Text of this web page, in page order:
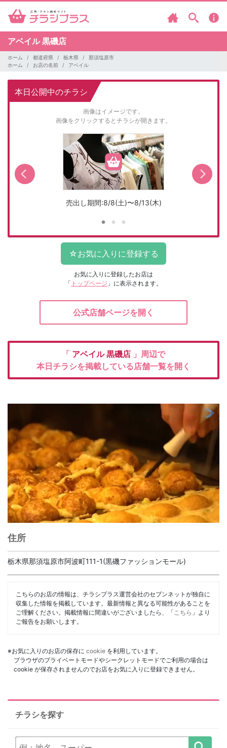
アベイル黒磯店
ホーム 都道府県 栃木県
那須塩原市
ホーム
お店の名前 アベイル
本日公開中のチラシ
画像はイメージです。
画像をクリックするとチラシが開きます。
売出し期間:8/8(土)〜8/13(木)
お気に入りに登録したお店は
「 トップページ 」に表示されます。
公式店舗ページを開く
「 アベイル黒磯店 」周辺で
本日チラシを掲載している店舗一覧を開く
住所
栃木県那須塩原市阿波町111-1(黒磯ファッションモール)
こちらのお店の情報は、チラシプラス運営会社のセブンネットが独自に
収集した情報を掲載しています。最新情報と異なる可能性があることを
ご理解ください。掲載情報に間違いがございましたら、「 こちら 」より
ご報告をお願いします。
※お気に入りのお店の保存に cookie を利用しています。
ブラウザのプライベートモードやシークレットモードでご利用の場合は
cookie が保存されませんのでお店をお気に入りに登録できません。
チラシを探す